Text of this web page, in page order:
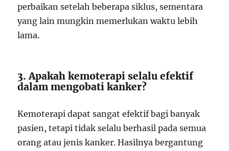
perbaikan setelah beberapa siklus, sementara
yang lain mungkin memerlukan waktu lebih
lama.
3. Apakah kemoterapi selalu efektif
dalam mengobati kanker?
Kemoterapi dapat sangat efektif bagi banyak
pasien, tetapi tidak selalu berhasil pada semua
orang atau jenis kanker. Hasilnya bergantung